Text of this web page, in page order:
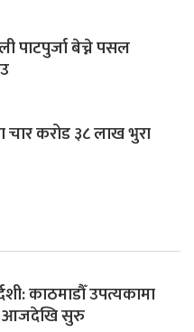
पाटपुर्जा बेच्ने पसल
चार करोड ३८ लाख भुरा
काठमाडौँ उपत्यकामा
आजदेखि सुरु